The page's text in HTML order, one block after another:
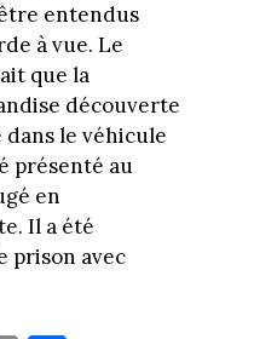
entendus
à vue. Le
que la
découverte
dans le véhicule
présenté au
en
Il a été
prison avec